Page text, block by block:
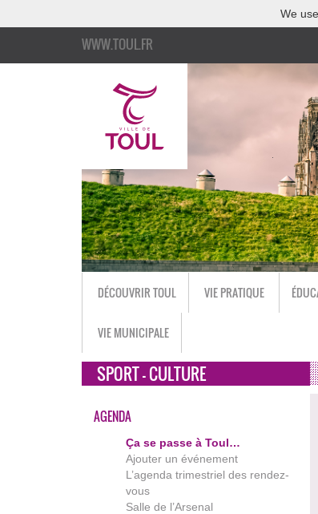
We
WWW.TOUL.FR
DÉCOUVRIR TOUL VIE PRATIQUE
VIE MUNICIPALE
SPORT - CULTURE
AGENDA
Ça se passe à Toul…
Ajouter un événement
L’agenda trimestriel des rendez-
vous
Salle de l’Arsenal